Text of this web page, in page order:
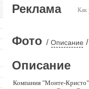
Как
Реклама
Фото / Описание /
Описание
Компания "Монте-Кристо"